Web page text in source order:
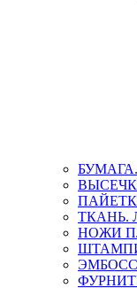
ТКАНЬ.
НОЖИ